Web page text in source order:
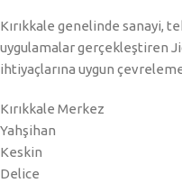
Kırıkkale genelinde sanayi,
uygulamalar gerçekleştiren
ihtiyaçlarına uygun
Kırıkkale Merkez
Yahşihan
Keskin
Delice